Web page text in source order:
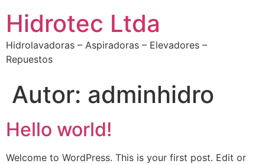
Hidrotec Ltda
Hidrolavadoras – Aspiradoras – Elevadores –
Repuestos
Autor: adminhidro
Hello world!
Welcome to WordPress. This is your first post. Edit or